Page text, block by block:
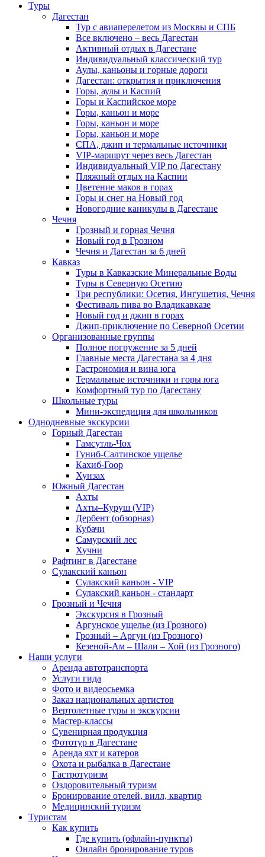
Туры
Дагестан
Тур с авиаперелетом из Москвы и СПБ
Все включено – весь Дагестан
Активный отдых в Дагестане
Индивидуальный классический тур
Аулы, каньоны и горные дороги
Дагестан: открытия и приключения
Горы, аулы и Каспий
Горы и Каспийское море
Горы, каньон и море
Горы, каньон и море
Горы, каньон и море
СПА, джип и термальные источники
VIP-маршрут через весь Дагестан
Индивидуальный VIP по Дагестану
Пляжный отдых на Каспии
Цветение маков в горах
Горы и снег на Новый год
Новогодние каникулы в Дагестане
Чечня
Грозный и горная Чечня
Новый год в Грозном
Чечня и Дагестан за 6 дней
Кавказ
Туры в Кавказские Минеральные Воды
Туры в Северную Осетию
Три республики: Осетия, Ингушетия, Чечня
Фестиваль пива во Владикавказе
Новый год и джип в горах
Джип-приключение по Северной Осетии
Организованные группы
Полное погружение за 5 дней
Главные места Дагестана за 4 дня
Гастрономия и вина юга
Термальные источники и горы юга
Комфортный тур по Дагестану
Школьные туры
Мини-экспедиция для школьников
Однодневные экскурсии
Горный Дагестан
Гамсутль-Чох
Гуниб-Салтинское ущелье
Кахиб-Гоор
Хунзах
Южный Дагестан
Ахты
Ахты–Куруш (VIP)
Дербент (обзорная)
Кубачи
Самурский лес
Хучни
Рафтинг в Дагестане
Сулакский каньон
Сулакский каньон - VIP
Сулакский каньон - стандарт
Грозный и Чечня
Экскурсия в Грозный
Аргунское ущелье (из Грозного)
Грозный – Аргун (из Грозного)
Кезеной-Ам – Шали – Хой (из Грозного)
Наши услуги
Аренда автотранспорта
Услуги гида
Фото и видеосьемка
Заказ национальных артистов
Вертолетные туры и экскурсии
Мастер-классы
Сувенирная продукция
Фототур в Дагестане
Аренда яхт и катеров
Охота и рыбалка в Дагестане
Гастротуризм
Оздоровительный туризм
Бронирование отелей, вилл, квартир
Медицинский туризм
Туристам
Как купить
Где купить (офлайн-пункты)
Онлайн бронирование туров